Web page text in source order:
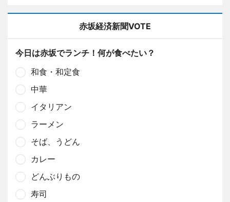
赤坂経済新聞VOTE
今日は赤坂でランチ！何が食べたい？
和食・和定食
中華
イタリアン
ラーメン
そば、うどん
カレー
どんぶりもの
寿司